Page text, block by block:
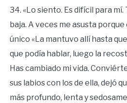
34. «Lo siento. Es difícil para mí.
baja. A veces me asusta porque
único «La mantuvo allí hasta
que podía hablar, luego la
Has cambiado mi vida.
sus labios con los de ella, dejó
más profundo, lenta y